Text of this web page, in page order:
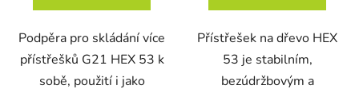
Podpěra pro skládání více
přístřešků G21 HEX 53 k
sobě, použití i jako
Přístřešek na dřevo HEX
53 je stabilním,
bezúdržbovým a